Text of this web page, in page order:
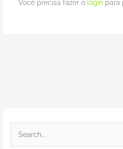
Você precisa fazer o loginpara